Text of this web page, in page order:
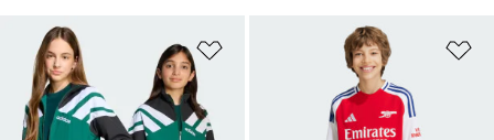
Favori Listesine Ekle